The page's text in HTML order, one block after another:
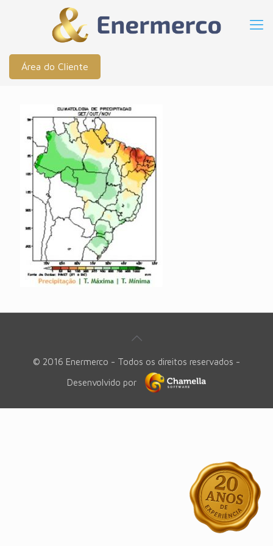
Área do Cliente
© 2016 Enermerco - Todos os direitos reservados -
Desenvolvido por